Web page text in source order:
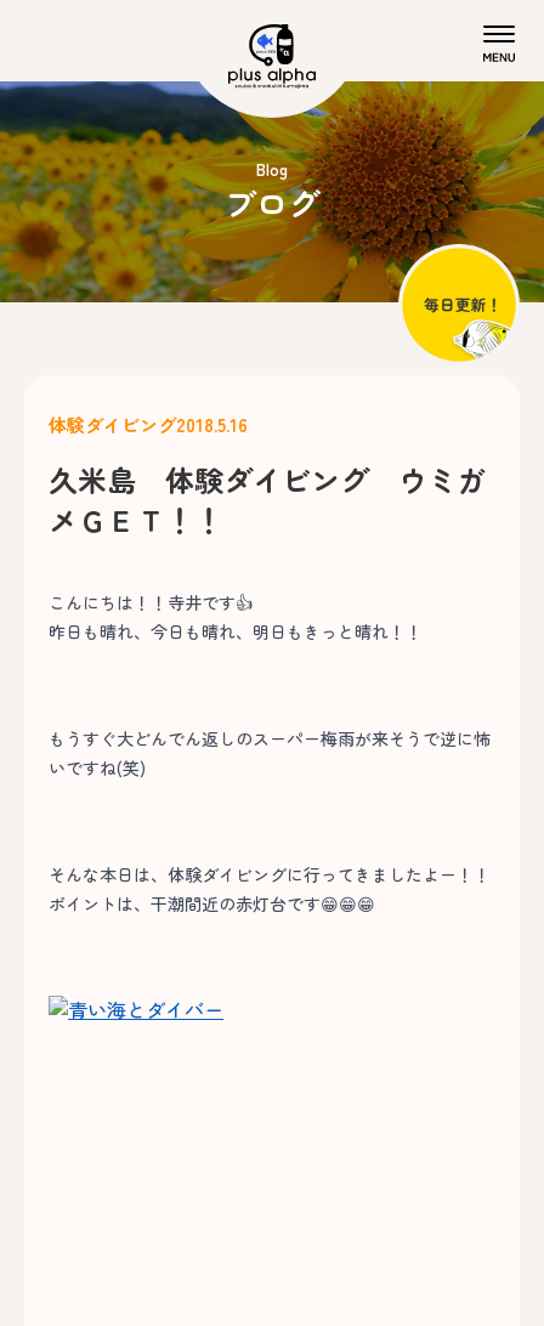
Blog
ブログ
体験ダイビング2018.5.16
久米島 体験ダイビング ウミガ
メＧＥＴ！！
こんにちは！！寺井です👍
昨日も晴れ、今日も晴れ、明日もきっと晴れ！！
もうすぐ大どんでん返しのスーパー梅雨が来そうで逆に怖
いですね(笑)
そんな本日は、体験ダイビングに行ってきましたよー！！
ポイントは、干潮間近の赤灯台です😁😁😁